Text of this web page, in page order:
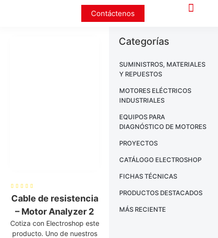
Contáctenos
Categorías
SUMINISTROS, MATERIALES
Y REPUESTOS
MOTORES ELÉCTRICOS
INDUSTRIALES
EQUIPOS PARA
DIAGNÓSTICO DE MOTORES
PROYECTOS
CATÁLOGO ELECTROSHOP
FICHAS TÉCNICAS
PRODUCTOS DESTACADOS
MÁS RECIENTE
Cable de resistencia
– Motor Analyzer 2
Cotiza con Electroshop este
producto. Uno de nuestros